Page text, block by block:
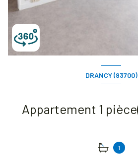
DRANCY (93700)
1